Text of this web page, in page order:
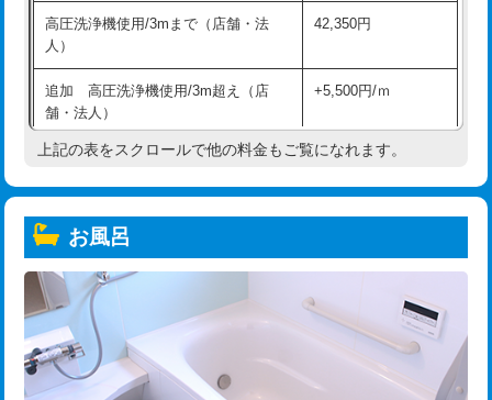
高圧洗浄機使用/3mまで（店舗・法
人）
42,350円
追加 高圧洗浄機使用/3m超え（店
舗・法人）
+5,500円/ｍ
高度高圧洗浄換 現地調査
トーラー機使用/3mまで
追加トーラー機使用/3m超え
カメラ調査 33,000円
桝清掃 8,800円
上記の表をスクロールで他の料金もご覧になれます。
お風呂